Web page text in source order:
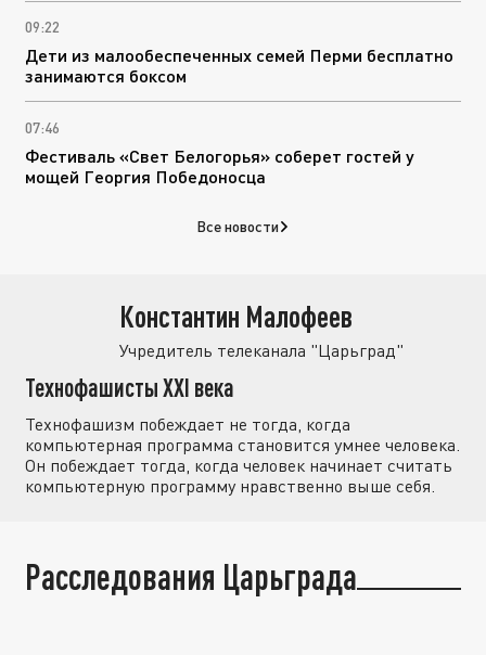
09:22
Дети из малообеспеченных семей Перми бесплатно
занимаются боксом
07:46
Фестиваль «Свет Белогорья» соберет гостей у
мощей Георгия Победоносца
Все новости
Константин Малофеев
Учредитель телеканала "Царьград"
Технофашисты XXI века
Технофашизм побеждает не тогда, когда
компьютерная программа становится умнее человека.
Он побеждает тогда, когда человек начинает считать
компьютерную программу нравственно выше себя.
Расследования Царьграда